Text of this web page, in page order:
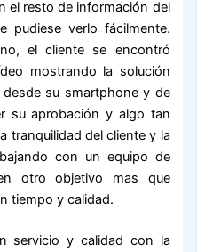
el resto de información del
pudiese verlo fácilmente.
el cliente se encontró
mostrando la solución
su smartphone y de
su aprobación y algo tan
tranquilidad del cliente y la
con un equipo de
otro objetivo mas que
tiempo y calidad.
servicio y calidad con la